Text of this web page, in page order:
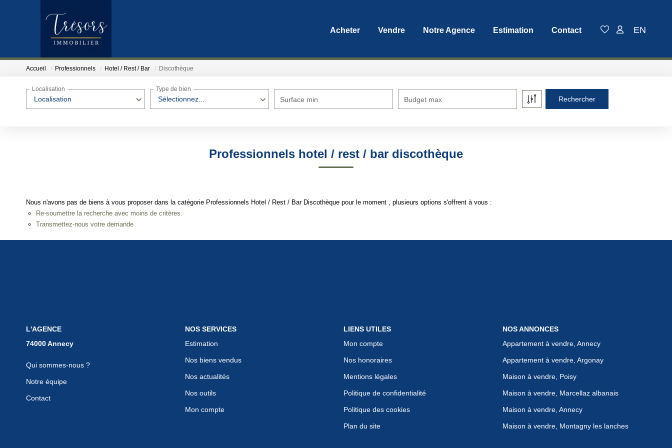
Acheter Vendre Notre Agence Estimation Contact EN
Accueil Professionnels Hotel / Rest / Bar Discothèque
Localisation
Localisation
Sélectionnez...
Type de bien
Surface min Budget max
Professionnels hotel / rest / bar discothèque
Nous n'avons pas de biens à vous proposer dans la catégorie Professionnels Hotel / Rest / Bar Discothèque pour le moment , plusieurs options s'offrent à vous :
Re-soumettre la recherche avec moins de critères.
Transmettez-nous votre demande
L'AGENCE
Qui sommes-nous ?
Notre équipe
Contact
NOS SERVICES
Estimation
Nos biens vendus
Nos actualités
Nos outils
Mon compte
LIENS UTILES
Mon compte
Nos honoraires
Mentions légales
Politique de confidentialité
Politique des cookies
Plan du site
NOS ANNONCES
Appartement à vendre, Annecy
Appartement à vendre, Argonay
Maison à vendre, Poisy
Maison à vendre, Marcellaz albanais
Maison à vendre, Annecy
Maison à vendre, Montagny les lanches